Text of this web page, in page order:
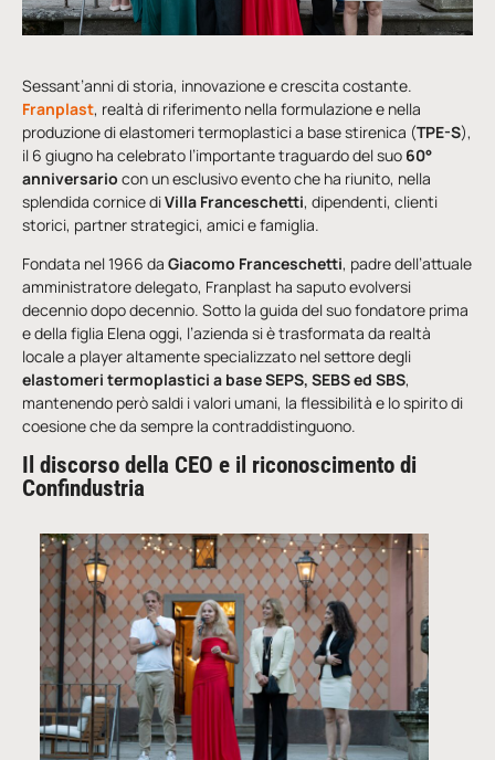
Sessant’anni di storia, innovazione e crescita costante.
Franplast, realtà di riferimento nella formulazione e nella
produzione di elastomeri termoplastici a base stirenica (TPE-S),
il 6 giugno ha celebrato l’importante traguardo del suo 60°
anniversario con un esclusivo evento che ha riunito, nella
splendida cornice diVilla Franceschetti, dipendenti, clienti
storici, partner strategici, amici e famiglia.
Fondata nel 1966 da Giacomo Franceschetti, padre dell’attuale
amministratore delegato, Franplast ha saputo evolversi
decennio dopo decennio. Sotto la guida del suo fondatore prima
e della figlia Elena oggi, l’azienda si è trasformata da realtà
locale a player altamente specializzato nel settore degli
elastomeri termoplastici a base SEPS, SEBS ed SBS,
mantenendo però saldi i valori umani, la flessibilità e lo spirito di
coesione che da sempre la contraddistinguono.
Il discorso della CEO e il riconoscimento di
Confindustria